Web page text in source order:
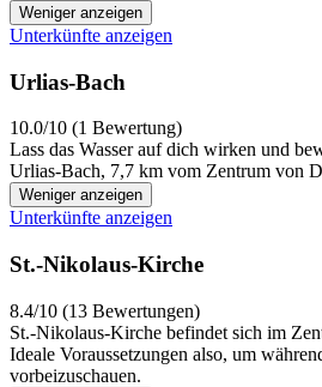
Weniger anzeigen
Unterkünfte anzeigen
Urlias-Bach
10.0/10 (1 Bewertung)
Lass das Wasser auf dich wirken und
Urlias-Bach, 7,7 km vom Zentrum von
Weniger anzeigen
Unterkünfte anzeigen
St.-Nikolaus-Kirche
8.4/10 (13 Bewertungen)
St.-Nikolaus-Kirche befindet sich im
Ideale Voraussetzungen also, um
vorbeizuschauen.